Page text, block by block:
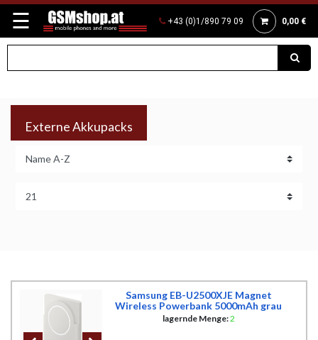
☰ +43 (0)1/890 79 09 0,00 €
Externe Akkupacks
Samsung EB-U2500XJE Magnet
Wireless Powerbank 5000mAh grau
lagernde Menge:2